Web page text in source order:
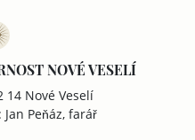
NOVÉ VESELÍ
14 Nové Veselí
Peňáz, farář